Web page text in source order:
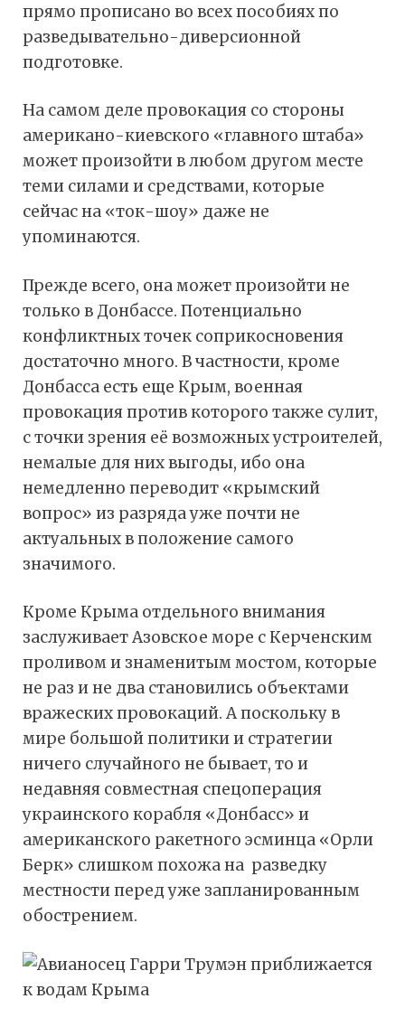
прямо прописано во всех пособиях по
разведывательно-диверсионной
подготовке.
На самом деле провокация со стороны
американо-киевского «главного штаба»
может произойти в любом другом месте
теми силами и средствами, которые
сейчас на «ток-шоу» даже не
упоминаются.
Прежде всего, она может произойти не
только в Донбассе. Потенциально
конфликтных точек соприкосновения
достаточно много. В частности, кроме
Донбасса есть еще Крым, военная
провокация против которого также сулит,
с точки зрения её возможных устроителей,
немалые для них выгоды, ибо она
немедленно переводит «крымский
вопрос» из разряда уже почти не
актуальных в положение самого
значимого.
Кроме Крыма отдельного внимания
заслуживает Азовское море с Керченским
проливом и знаменитым мостом, которые
не раз и не два становились объектами
вражеских провокаций. А поскольку в
мире большой политики и стратегии
ничего случайного не бывает, то и
недавняя совместная спецоперация
украинского корабля «Донбасс» и
американского ракетного эсминца «Орли
Берк» слишком похожа на разведку
местности перед уже запланированным
обострением.